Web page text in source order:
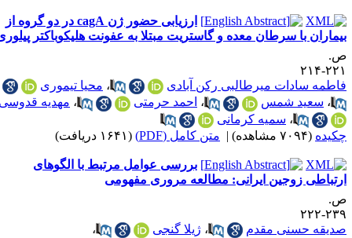
ارزیابی حضور ژن cagA در دو گروه از
با سرطان معده و گاستریت مبتلا به عفونت هلیکوباکتر پیلوری
۲۱۴
سادات میرطالبی رکن آبادی
،محیا تیموری
،سعید شمس ،احمد حرمتی ،مهدیه قدوسی
،سمیه کرمانی
(۷۰۹۴ مشاهده) | متن کامل (PDF) (۱۶۴۱ دریافت)
بررسی عوامل مرتبط با الگوهای
زوجین ایرانی: مطالعه مروری مفهومی
۲۲۲
حسنی مقدم
،ژیلا گنجی
،